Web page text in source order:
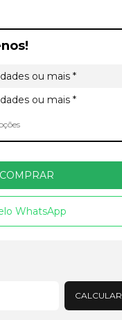
ou mais *
ou mais *
WhatsApp
Alterar CEP
CALCULAR